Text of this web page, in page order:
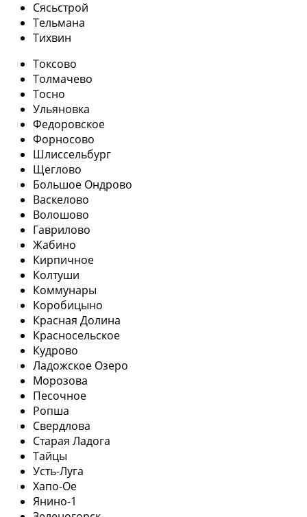
Сясьстрой
Тельмана
Тихвин
Токсово
Толмачево
Тосно
Ульяновка
Федоровское
Форносово
Шлиссельбург
Щеглово
Большое Ондрово
Васкелово
Волошово
Гаврилово
Жабино
Кирпичное
Колтуши
Коммунары
Коробицыно
Красная Долина
Красносельское
Кудрово
Ладожское Озеро
Морозова
Песочное
Ропша
Свердлова
Старая Ладога
Тайцы
Усть-Луга
Хапо-Ое
Янино-1